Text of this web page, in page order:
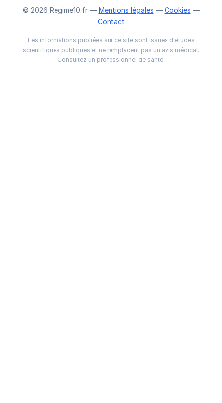
© 2026 Regime10.fr — Mentions légales — Cookies —
Contact
Les informations publiées sur ce site sont issues d'études
scientifiques publiques et ne remplacent pas un avis médical.
Consultez un professionnel de santé.